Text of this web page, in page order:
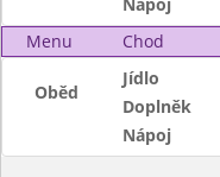
Menu
Chod
Oběd
Jídlo
Doplněk
Nápoj